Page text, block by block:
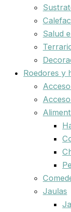
Salud
Roedores y
Jaulas